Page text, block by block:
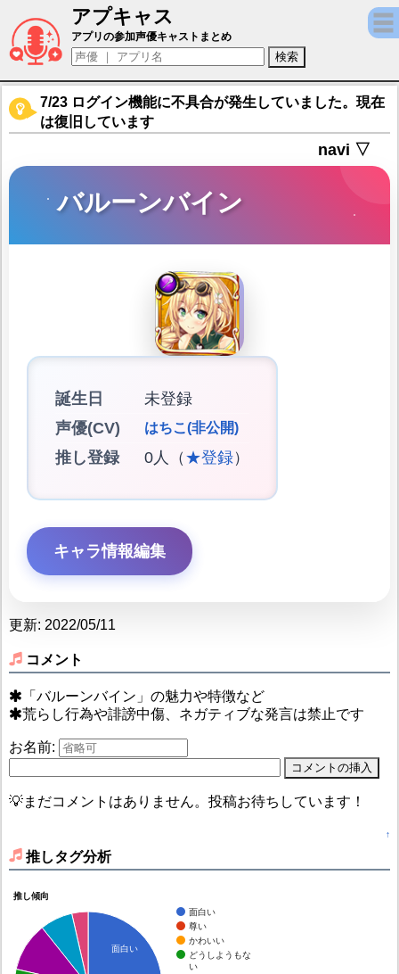
アプキャス
バルーンバイン（声優：はちこ(非公開))【
アプリの参加声優キャストまとめ
7/23 ログイン機能に不具合が発生していました。現在
は復旧しています
navi ▽
バルーンバイン
誕生日
未登録
声優(CV)
はちこ(非公開)
推し登録 0人（ ★登録）
キャラ情報編集
更新: 2022/05/11
コメント
「バルーンバイン」の魅力や特徴など
荒らし行為や誹謗中傷、ネガティブな発言は禁止です
お名前:
💡まだコメントはありません。投稿お待ちしています！
↑
推しタグ分析
推し傾向
面白い
尊い
かわいい
どうしようもな
い
面白い